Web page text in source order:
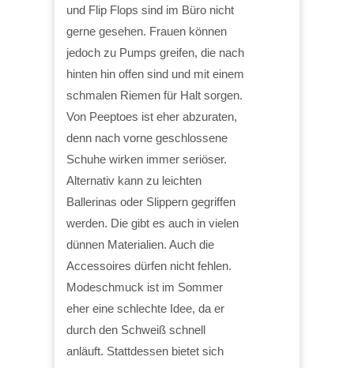
und Flip Flops sind im Büro nicht
gerne gesehen. Frauen können
jedoch zu Pumps greifen, die nach
hinten hin offen sind und mit einem
schmalen Riemen für Halt sorgen.
Von Peeptoes ist eher abzuraten,
denn nach vorne geschlossene
Schuhe wirken immer seriöser.
Alternativ kann zu leichten
Ballerinas oder Slippern gegriffen
werden. Die gibt es auch in vielen
dünnen Materialien. Auch die
Accessoires dürfen nicht fehlen.
Modeschmuck ist im Sommer
eher eine schlechte Idee, da er
durch den Schweiß schnell
anläuft. Stattdessen bietet sich